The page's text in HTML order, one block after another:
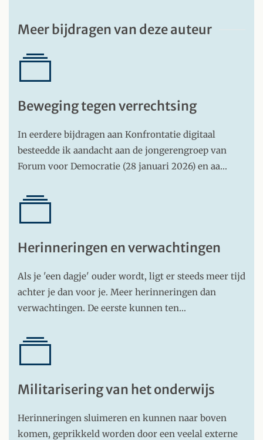
Meer bijdragen van deze auteur
Beweging tegen verrechtsing
In eerdere bijdragen aan Konfrontatie digitaal
besteedde ik aandacht aan de jongerengroep van
Forum voor Democratie (28 januari 2026) en aa…
Herinneringen en verwachtingen
Als je 'een dagje' ouder wordt, ligt er steeds meer tijd
achter je dan voor je. Meer herinneringen dan
verwachtingen. De eerste kunnen ten…
Militarisering van het onderwijs
Herinneringen sluimeren en kunnen naar boven
komen, geprikkeld worden door een veelal externe